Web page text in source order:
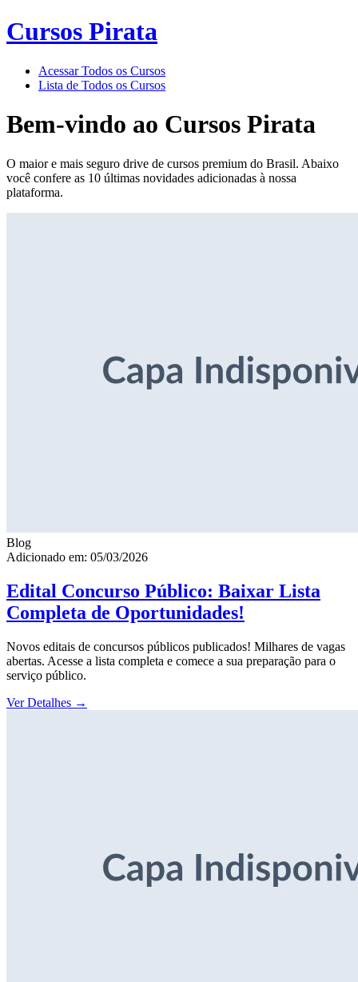
Cursos Pirata
Acessar Todos os Cursos
Lista de Todos os Cursos
Bem-vindo ao Cursos Pirata
O maior e mais seguro drive de cursos premium do Brasil. Abaixo
você confere as 10 últimas novidades adicionadas à nossa
plataforma.
Blog
Adicionado em: 05/03/2026
Edital Concurso Público: Baixar Lista
Completa de Oportunidades!
Novos editais de concursos públicos publicados! Milhares de vagas
abertas. Acesse a lista completa e comece a sua preparação para o
serviço público.
Ver Detalhes →